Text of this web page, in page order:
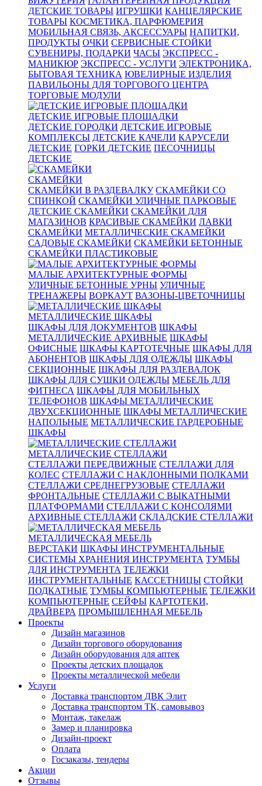
ДЕТСКИЕ ТОВАРЫ ИГРУШКИ КАНЦЕЛЯРСКИЕ
ТОВАРЫ КОСМЕТИКА, ПАРФЮМЕРИЯ
МОБИЛЬНАЯ СВЯЗЬ, АКСЕССУАРЫ НАПИТКИ,
ПРОДУКТЫ ОЧКИ СЕРВИСНЫЕ СТОЙКИ
СУВЕНИРЫ, ПОДАРКИ ЧАСЫ ЭКСПРЕСС -
МАНИКЮР ЭКСПРЕСС - УСЛУГИ ЭЛЕКТРОНИКА,
БЫТОВАЯ ТЕХНИКА ЮВЕЛИРНЫЕ ИЗДЕЛИЯ
ПАВИЛЬОНЫ ДЛЯ ТОРГОВОГО ЦЕНТРА
ТОРГОВЫЕ МОДУЛИ
ДЕТСКИЕ ИГРОВЫЕ ПЛОЩАДКИ
ДЕТСКИЕ ГОРОДКИ ДЕТСКИЕ ИГРОВЫЕ
КОМПЛЕКСЫ ДЕТСКИЕ КАЧЕЛИ КАРУСЕЛИ
ДЕТСКИЕ ГОРКИ ДЕТСКИЕ ПЕСОЧНИЦЫ
ДЕТСКИЕ
СКАМЕЙКИ
СКАМЕЙКИ В РАЗДЕВАЛКУ СКАМЕЙКИ СО
СПИНКОЙ СКАМЕЙКИ УЛИЧНЫЕ ПАРКОВЫЕ
ДЕТСКИЕ СКАМЕЙКИ СКАМЕЙКИ ДЛЯ
МАГАЗИНОВ КРАСИВЫЕ СКАМЕЙКИ ЛАВКИ
СКАМЕЙКИ МЕТАЛЛИЧЕСКИЕ СКАМЕЙКИ
САДОВЫЕ СКАМЕЙКИ СКАМЕЙКИ БЕТОННЫЕ
СКАМЕЙКИ ПЛАСТИКОВЫЕ
МАЛЫЕ АРХИТЕКТУРНЫЕ ФОРМЫ
УЛИЧНЫЕ БЕТОННЫЕ УРНЫ УЛИЧНЫЕ
ТРЕНАЖЕРЫ ВОРКАУТ ВАЗОНЫ-ЦВЕТОЧНИЦЫ
МЕТАЛЛИЧЕСКИЕ ШКАФЫ
ШКАФЫ ДЛЯ ДОКУМЕНТОВ ШКАФЫ
МЕТАЛЛИЧЕСКИЕ АРХИВНЫЕ ШКАФЫ
ОФИСНЫЕ ШКАФЫ КАРТОТЕЧНЫЕ ШКАФЫ ДЛЯ
АБОНЕНТОВ ШКАФЫ ДЛЯ ОДЕЖДЫ ШКАФЫ
СЕКЦИОННЫЕ ШКАФЫ ДЛЯ РАЗДЕВАЛОК
ШКАФЫ ДЛЯ СУШКИ ОДЕЖДЫ МЕБЕЛЬ ДЛЯ
ФИТНЕСА ШКАФЫ ДЛЯ МОБИЛЬНЫХ
ТЕЛЕФОНОВ ШКАФЫ МЕТАЛЛИЧЕСКИЕ
ДВУХСЕКЦИОННЫЕ ШКАФЫ МЕТАЛЛИЧЕСКИЕ
НАПОЛЬНЫЕ МЕТАЛЛИЧЕСКИЕ ГАРДЕРОБНЫЕ
ШКАФЫ
МЕТАЛЛИЧЕСКИЕ СТЕЛЛАЖИ
СТЕЛЛАЖИ ПЕРЕДВИЖНЫЕ СТЕЛЛАЖИ ДЛЯ
КОЛЕС СТЕЛЛАЖИ С НАКЛОННЫМИ ПОЛКАМИ
СТЕЛЛАЖИ СРЕДНЕГРУЗОВЫЕ СТЕЛЛАЖИ
ФРОНТАЛЬНЫЕ СТЕЛЛАЖИ С ВЫКАТНЫМИ
ПЛАТФОРМАМИ СТЕЛЛАЖИ С КОНСОЛЯМИ
АРХИВНЫЕ СТЕЛЛАЖИ СКЛАДСКИЕ СТЕЛЛАЖИ
МЕТАЛЛИЧЕСКАЯ МЕБЕЛЬ
ВЕРСТАКИ ШКАФЫ ИНСТРУМЕНТАЛЬНЫЕ
СИСТЕМЫ ХРАНЕНИЯ ИНСТРУМЕНТА ТУМБЫ
ДЛЯ ИНСТРУМЕНТА ТЕЛЕЖКИ
ИНСТРУМЕНТАЛЬНЫЕ КАССЕТНИЦЫ СТОЙКИ
ПОДКАТНЫЕ ТУМБЫ КОМПЬЮТЕРНЫЕ ТЕЛЕЖКИ
КОМПЬЮТЕРНЫЕ СЕЙФЫ КАРТОТЕКИ,
ДРАЙВЕРА ПРОМЫШЛЕННАЯ МЕБЕЛЬ
Проекты
Дизайн магазинов
Дизайн торгового оборудования
Дизайн оборудования для аптек
Проекты детских площадок
Проекты металлической мебели
Услуги
Доставка транспортом ДВК Элит
Доставка транспортом ТК, самовывоз
Монтаж, такелаж
Замер и планировка
Дизайн-проект
Оплата
Госзаказы, тендеры
Акции
Отзывы